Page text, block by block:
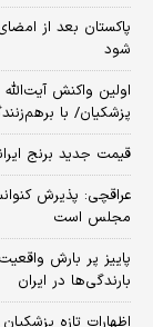
پاکستان بعد از
شود
اولین واکنش
پزشکیان/ با
قیمت جدید برنج
عراقچی: پذیرش
مجلس است
پاییز پر بارش
بارندگی‌ها در ایران